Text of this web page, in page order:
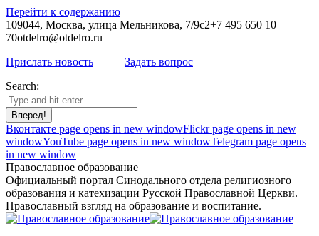
Перейти к содержанию
109044, Москва, улица Мельникова, 7/9с2+7 495 650 10
70otdelro@otdelro.ru
Прислать новость
Задать вопрос
Search:
Вконтакте page opens in new windowFlickr page opens in new
windowYouTube page opens in new windowTelegram page opens
in new window
Православное образование
Официальный портал Синодального отдела религиозного
образования и катехизации Русской Православной Церкви.
Православный взгляд на образование и воспитание.